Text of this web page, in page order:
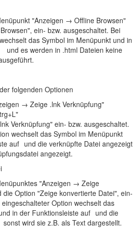
"Anzeigen → Offline Browsen"
ein- bzw. ausgeschaltet. Bei
das Symbol im Menüpunkt und in
und es werden in .html Dateien keine
folgenden Optionen
→ Zeige .lnk Verknüpfung"
Verknüpfung" ein- bzw. ausgeschaltet.
wechselt das Symbol im Menüpunkt
auf und die verknüpfte Datei angezeigt
angezeigt.
"Anzeigen → Zeige
Option "Zeige konvertierte Datei", ein-
Option wechselt das
in der Funktionsleiste auf und die
wird sie z.B. als Text dargestellt.